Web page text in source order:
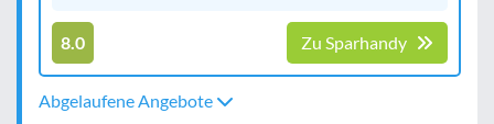
8.0 Zu Sparhandy
Abgelaufene Angebote